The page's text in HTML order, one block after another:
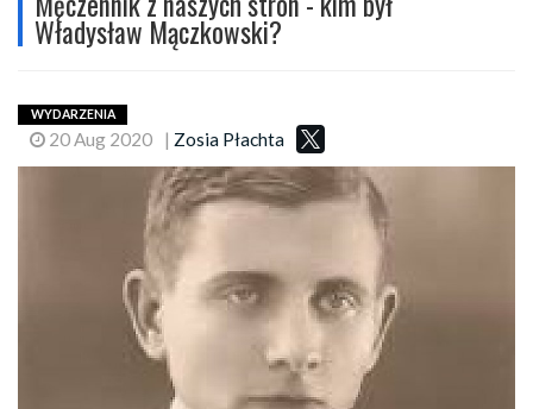
Władysław Mączkowski?
WYDARZENIA
20 Aug 2020 | Zosia Płachta